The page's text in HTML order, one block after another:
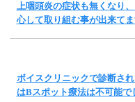
上咽頭炎の症状も無くなり
心して取り組む事が出来てま
ボイスクリニックで診断さ
はBスポット療法は不可能で